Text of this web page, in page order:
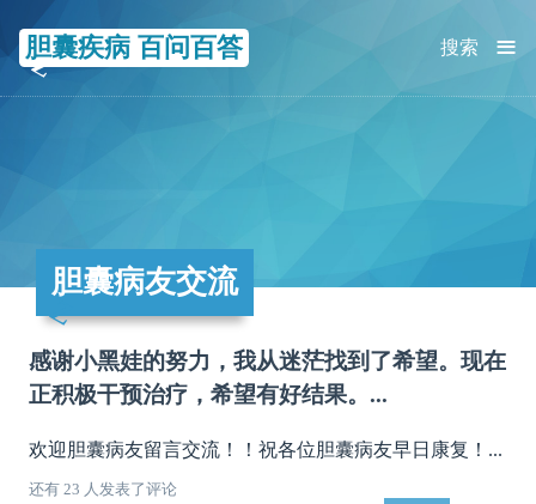
胆囊疾病 百问百答 ≡
搜索
胆囊病友交流
感谢小黑娃的努力，我从迷茫找到了希望。现在
正积极干预治疗，希望有好结果。...
欢迎胆囊病友留言交流！！祝各位胆囊病友早日康复！...
还有 23 人发表了评论